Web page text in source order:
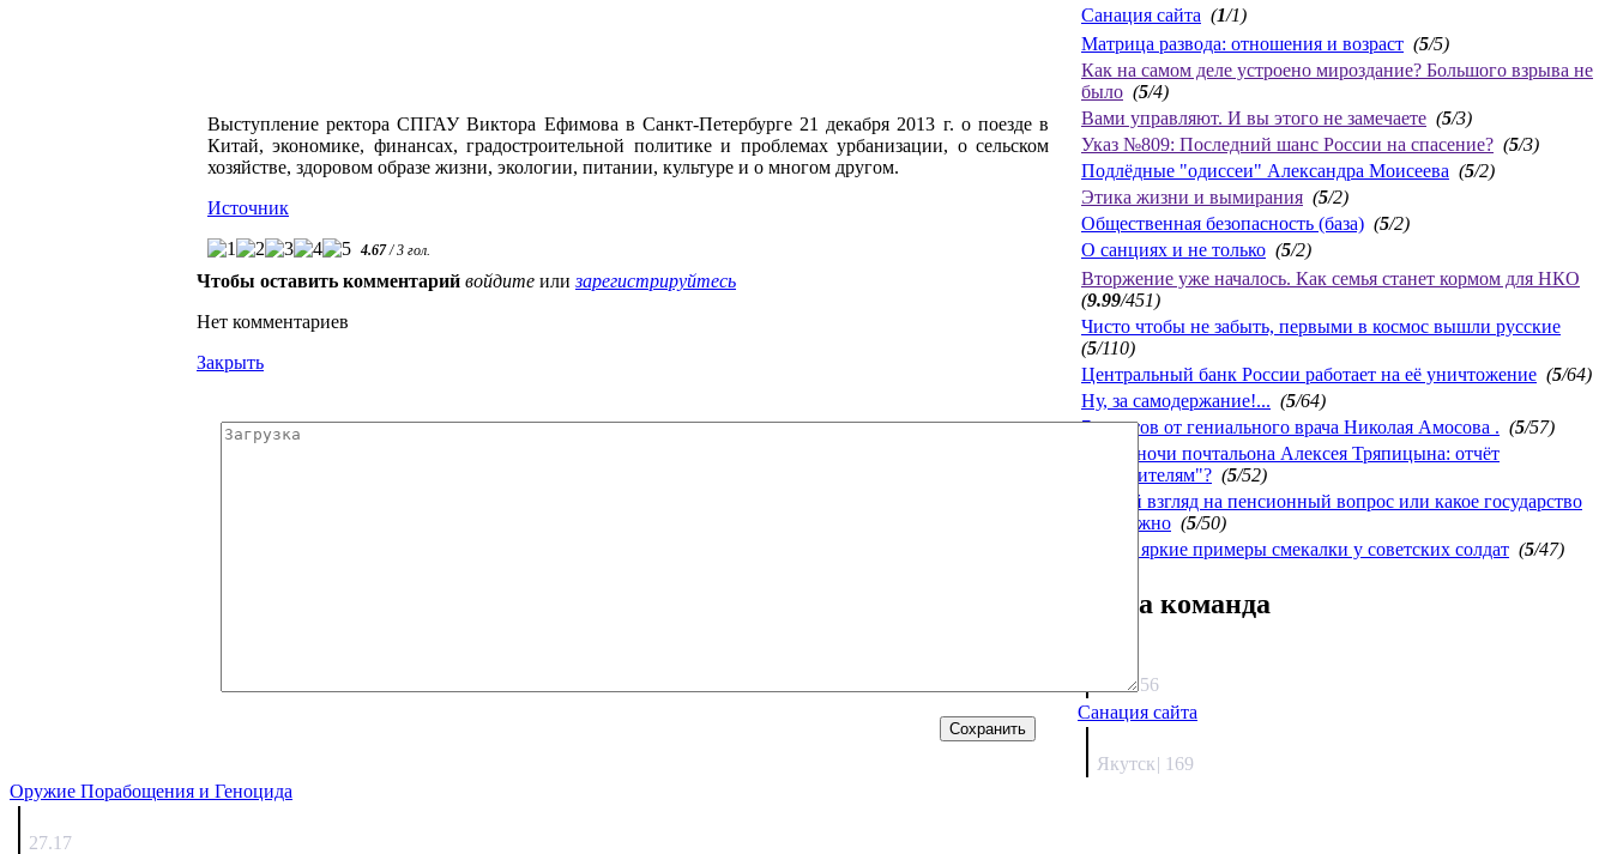
Выступление ректора СПГАУ Виктора Ефимова в Санкт-Петербурге 21 декабря 2013 г. о поезде в
Китай, экономике, финансах, градостроительной политике и проблемах урбанизации, о сельском
хозяйстве, здоровом образе жизни, экологии, питании, культуре и о многом другом.
Источник
4.67/3 гол.
Чтобы оставить комментарий войдите илизарегистрируйтесь
Нет комментариев
Закрыть
Санация сайта (1/1)
Матрица развода: отношения и возраст (5/5)
Как на самом деле устроено мироздание? Большого взрыва не
было (5/4)
Вами управляют. И вы этого не замечаете (5/3)
Указ №809: Последний шанс России на спасение? (5/3)
Подлёдные "одиссеи" Александра Моисеева (5/2)
Этика жизни и вымирания (5/2)
Общественная безопасность (база) (5/2)
О санциях и не только (5/2)
Вторжение уже началось. Как семья станет кормом для НКО
(9.99/451)
Чисто чтобы не забыть, первыми в космос вышли русские
(5/110)
Центральный банк России работает на её уничтожение (5/64)
Ну, за самодержание!... (5/64)
7 советов от гениального врача Николая Амосова . (5/57)
Белые ночи почтальона Алексея Тряпицына: отчёт
"победителям"? (5/52)
Другой взгляд на пенсионный вопрос или какое государство
нам нужно (5/50)
Самые яркие примеры смекалки у советских солдат (5/47)
Наша команда
1330.56
Санация сайта
Якутск| 169
Оружие Порабощения и Геноцида
27.17